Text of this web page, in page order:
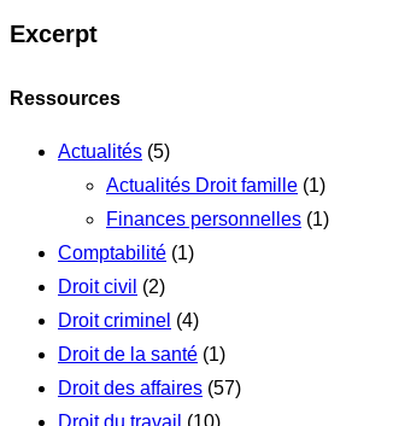
Excerpt
Ressources
Actualités (5)
Actualités Droit famille (1)
Finances personnelles (1)
Comptabilité (1)
Droit civil (2)
Droit criminel (4)
Droit de la santé (1)
Droit des affaires (57)
Droit du travail (10)